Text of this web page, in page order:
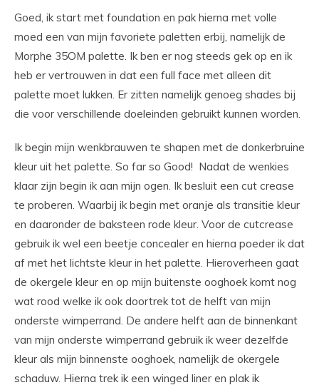
Goed, ik start met foundation en pak hierna met volle
moed een van mijn favoriete paletten erbij, namelijk de
Morphe 35OM palette. Ik ben er nog steeds gek op en ik
heb er vertrouwen in dat een full face met alleen dit
palette moet lukken. Er zitten namelijk genoeg shades bij
die voor verschillende doeleinden gebruikt kunnen worden.
Ik begin mijn wenkbrauwen te shapen met de donkerbruine
kleur uit het palette. So far so Good! Nadat de wenkies
klaar zijn begin ik aan mijn ogen. Ik besluit een cut crease
te proberen. Waarbij ik begin met oranje als transitie kleur
en daaronder de baksteen rode kleur. Voor de cutcrease
gebruik ik wel een beetje concealer en hierna poeder ik dat
af met het lichtste kleur in het palette. Hieroverheen gaat
de okergele kleur en op mijn buitenste ooghoek komt nog
wat rood welke ik ook doortrek tot de helft van mijn
onderste wimperrand. De andere helft aan de binnenkant
van mijn onderste wimperrand gebruik ik weer dezelfde
kleur als mijn binnenste ooghoek, namelijk de okergele
schaduw. Hierna trek ik een winged liner en plak ik